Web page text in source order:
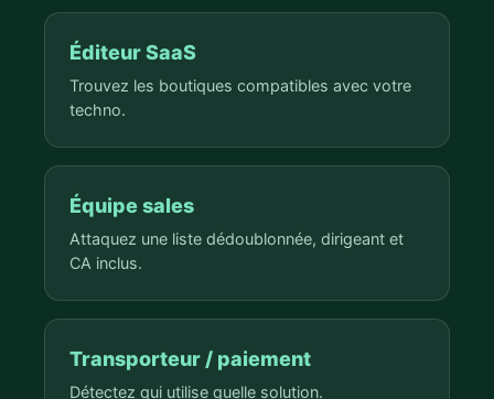
Éditeur SaaS
Trouvez les boutiques compatibles avec votre
techno.
Équipe sales
Attaquez une liste dédoublonnée, dirigeant et
CA inclus.
Transporteur / paiement
Détectez qui utilise quelle solution.